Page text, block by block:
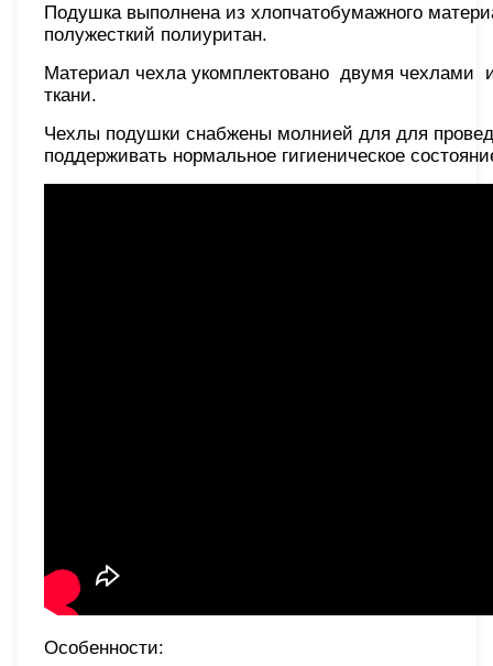
Подушка выполнена из хлопчатобумажного
полужесткий полиуритан.
Материал чехла укомплектовано двумя чехлами
ткани.
Чехлы подушки снабжены молнией для для
поддерживать нормальное гигиеническое
Особенности: